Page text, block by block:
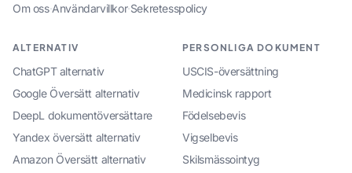
Om oss·Användarvillkor·Sekretesspolicy
ALTERNATIV
ChatGPT alternativ
Google Översätt alternativ
DeepL dokumentöversättare
Yandex översätt alternativ
Amazon Översätt alternativ
PERSONLIGA DOKUMENT
USCIS-översättning
Medicinsk rapport
Födelsebevis
Vigselbevis
Skilsmässointyg